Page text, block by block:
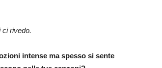
ci rivedo.
intense ma spesso si sente